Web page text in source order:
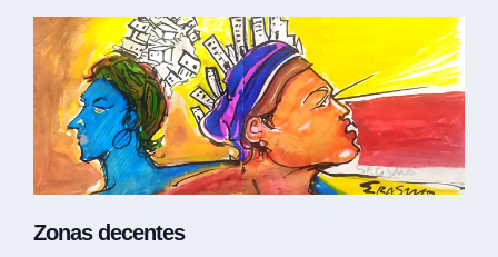
Zonas decentes